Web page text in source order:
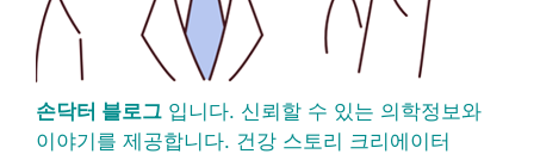
손닥터 블로그 입니다. 신뢰할 수 있는 의학정보와
이야기를 제공합니다. 건강 스토리 크리에이터